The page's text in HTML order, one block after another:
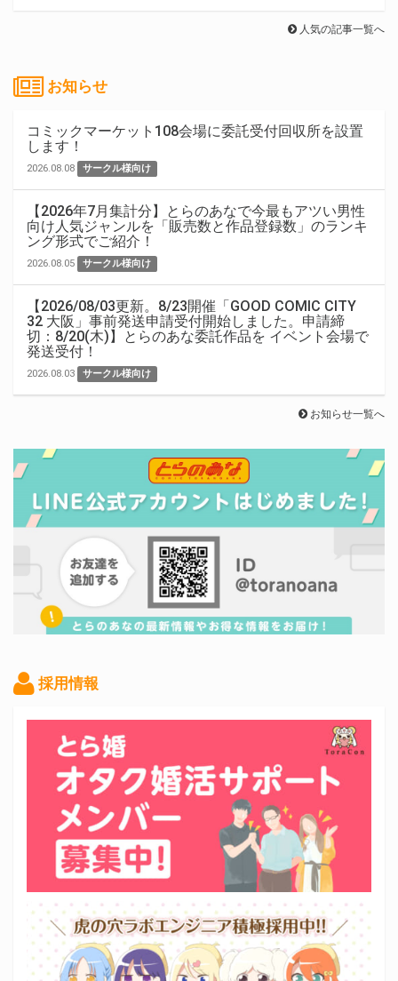
人気の記事一覧へ
お知らせ
コミックマーケット108会場に委託受付回収所を設置
します！
2026.08.08 サークル様向け
【2026年7月集計分】とらのあなで今最もアツい男性
向け人気ジャンルを「販売数と作品登録数」のランキ
ング形式でご紹介！
2026.08.05 サークル様向け
【2026/08/03更新。8/23開催「GOOD COMIC CITY
32 大阪」事前発送申請受付開始しました。申請締
切：8/20(木)】とらのあな委託作品を イベント会場で
発送受付！
2026.08.03 サークル様向け
お知らせ一覧へ
採用情報